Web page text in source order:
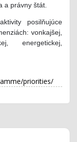
a právny štát.
posilňujúce
vonkajšej,
energetickej,
priorities/